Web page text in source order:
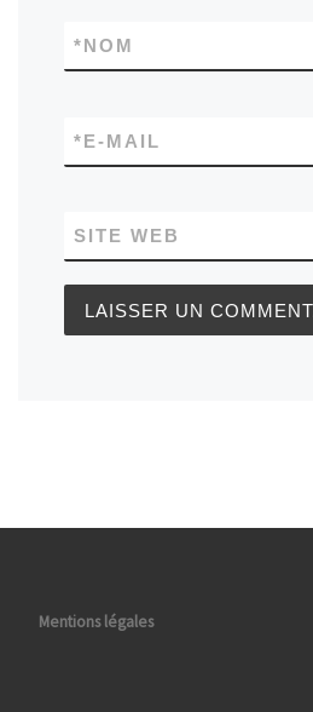
NOM
*
E-MAIL
*
SITE WEB
Mentions légales